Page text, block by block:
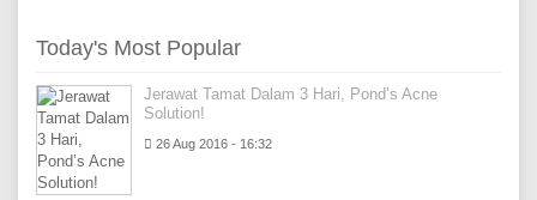
Today's Most Popular
Jerawat Tamat Dalam 3 Hari, Pond’s Acne
Solution!
26 Aug 2016 - 16:32